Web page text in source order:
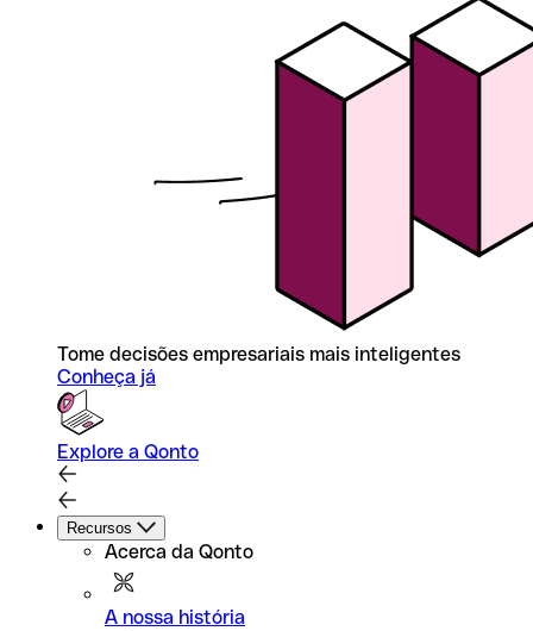
Tome decisões empresariais mais inteligentes
Conheça já
Explore a Qonto
Recursos
Acerca da Qonto
A nossa história